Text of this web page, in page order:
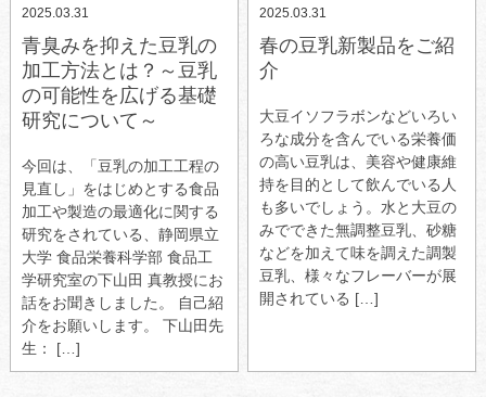
2025.03.31
青臭みを抑えた豆乳の
加工方法とは？～豆乳
の可能性を広げる基礎
研究について～
今回は、「豆乳の加工工程の
見直し」をはじめとする食品
加工や製造の最適化に関する
研究をされている、静岡県立
大学 食品栄養科学部 食品工
学研究室の下山田 真教授にお
話をお聞きしました。 自己紹
介をお願いします。 下山田先
生： […]
2025.03.31
春の豆乳新製品をご紹
介
大豆イソフラボンなどいろい
ろな成分を含んでいる栄養価
の高い豆乳は、美容や健康維
持を目的として飲んでいる人
も多いでしょう。水と大豆の
みでできた無調整豆乳、砂糖
などを加えて味を調えた調製
豆乳、様々なフレーバーが展
開されている […]